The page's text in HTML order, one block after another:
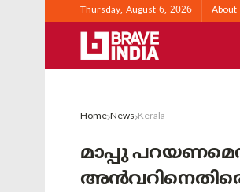
Thursday, August 6, 2026 About
Home News Kerala
മാപ്പു